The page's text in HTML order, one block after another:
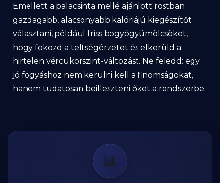
Emellett a palacsinta mellé ajánlott rostban
gazdagabb, alacsonyabb kalóriájú kiegészítőt
választani, például friss bogyógyümölcsöket,
hogy fokozd a teltségérzetet és elkerüld a
hirtelen vércukorszint-változást. Ne feledd: egy
jó fogyáshoz nem kerülni kell a finomságokat,
hanem tudatosan beilleszteni őket a rendszerbe.
📊